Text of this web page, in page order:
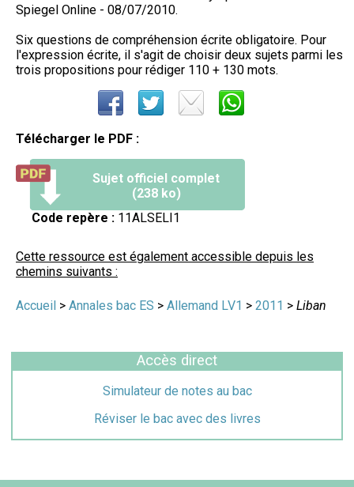
Spiegel Online - 08/07/2010.
Six questions de compréhension écrite obligatoire. Pour
l'expression écrite, il s'agit de choisir deux sujets parmi les
trois propositions pour rédiger 110 + 130 mots.
Télécharger le PDF :
Sujet officiel complet
(238 ko)
Code repère : 11ALSELI1
Cette ressource est également accessible depuis les
chemins suivants :
Accueil > Annales bac ES > Allemand LV1 > 2011 > Liban
Accès direct
Simulateur de notes au bac
Réviser le bac avec des livres